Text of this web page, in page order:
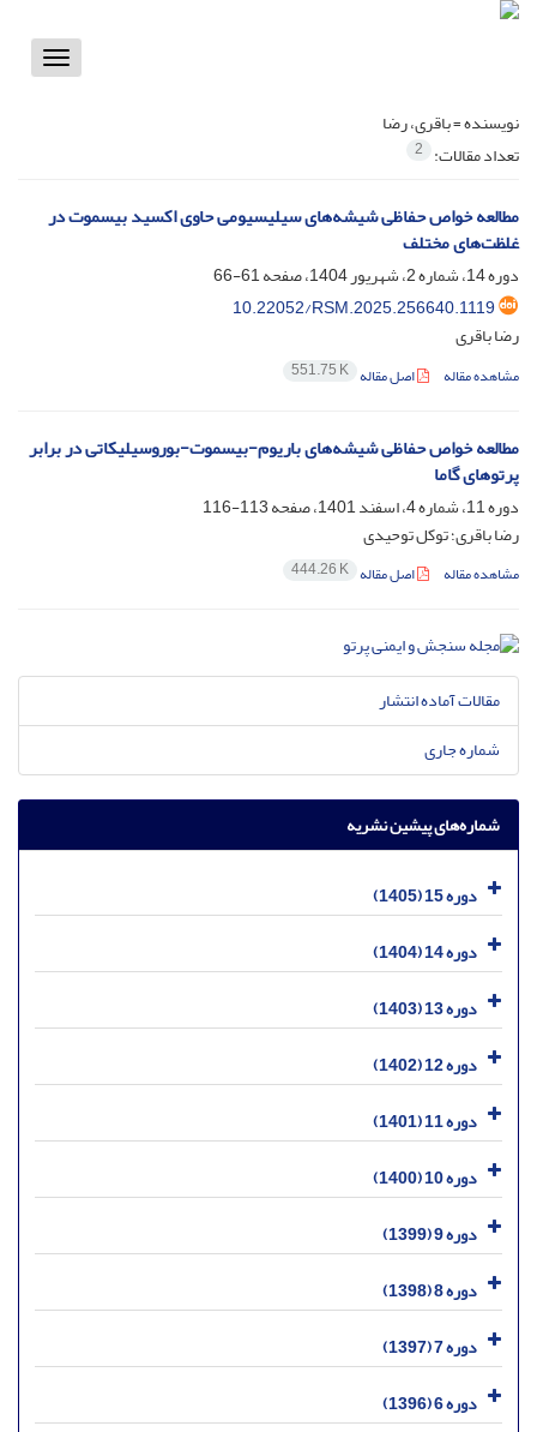
Toggle
نویسنده =باقری، رضا
تعداد مقالات: 2
مطالعه خواص حفاظی شیشه‌های سیلیسیومی حاوی اکسید بیسموت در
غلظت‌های مختلف
دوره 14، شماره 2، شهریور 1404، صفحه
61-66
10.22052/RSM.2025.256640.1119
رضا باقری
مشاهده مقاله اصل مقاله 551.75 K
مطالعه خواص حفاظی شیشه‌های باریوم-بیسموت-بوروسیلیکاتی در برابر
پرتوهای گاما
دوره 11، شماره 4، اسفند 1401، صفحه
113-116
رضا باقری؛ توکل توحیدی
مشاهده مقاله اصل مقاله 444.26 K
مقالات آماده انتشار
شماره جاری
شماره‌های پیشین نشریه
دوره 15 (1405)
دوره 14 (1404)
دوره 13 (1403)
دوره 12 (1402)
دوره 11 (1401)
دوره 10 (1400)
دوره 9 (1399)
دوره 8 (1398)
دوره 7 (1397)
دوره 6 (1396)